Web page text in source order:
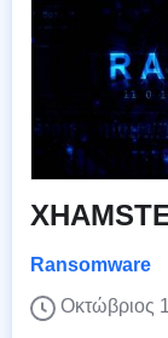
Ransomware
Οκτώβριος